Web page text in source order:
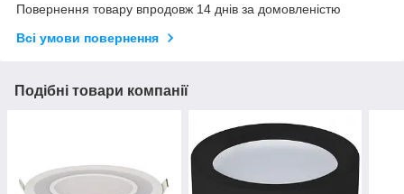
Повернення товару впродовж 14 днів за домовленістю
Всі умови повернення
Подібні товари компанії